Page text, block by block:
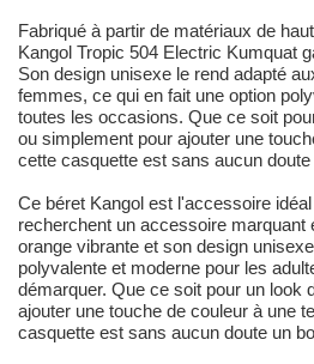
Fabriqué à partir de matériaux de
Kangol Tropic 504 Electric Kumquat
Son design unisexe le rend adapté
femmes, ce qui en fait une option
toutes les occasions. Que ce soit
ou simplement pour ajouter une
cette casquette est sans aucun
Ce béret Kangol est l'accessoire
recherchent un accessoire marquant
orange vibrante et son design
polyvalente et moderne pour les
démarquer. Que ce soit pour un look
ajouter une touche de couleur à une
casquette est sans aucun doute un